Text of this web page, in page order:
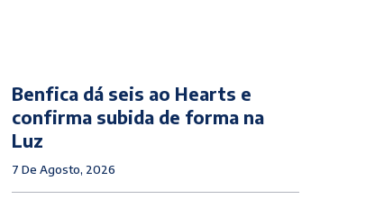
Benfica dá seis ao Hearts e
confirma subida de forma na
Luz
7 De Agosto, 2026